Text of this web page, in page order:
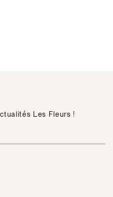
Les Fleurs !